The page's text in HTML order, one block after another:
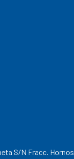
S/N Fracc. Hornos